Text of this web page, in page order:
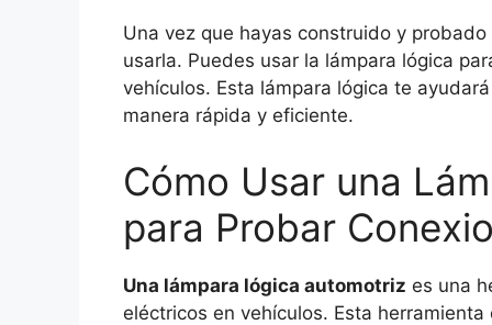
Una vez que hayas construido y
usarla. Puedes usar la lámpara lógica
vehículos. Esta lámpara lógica te
manera rápida y eficiente.
Cómo Usar una
para Probar
Una lámpara lógica automotriz es una
eléctricos en vehículos. Esta